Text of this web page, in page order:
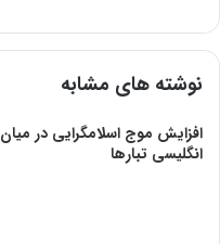
نوشته های مشابه
افزایش موج اسلامگرایی در میان
انگلیسی تبارها